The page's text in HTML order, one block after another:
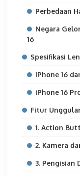
Perbedaan
Negara
16
Spesifikasi
iPhone 16
iPhone 16
Fitur
1. Action
2. Kamera
3. Pengisian